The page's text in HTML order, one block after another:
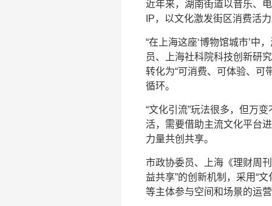
近年来，湖南街道以音乐、
IP，以文化激发街区消费活
“在上海这座‘博物馆城市’中
员、上海社科院科技创新研
转化为“可消费、可体验、可
循环。
“文化引流”玩法很多，但万
活，需要借助主流文化平台
力量共创共享。
市政协委员、上海《理财周
益共享”的创新机制，采用“
等主体参与空间和场景的运